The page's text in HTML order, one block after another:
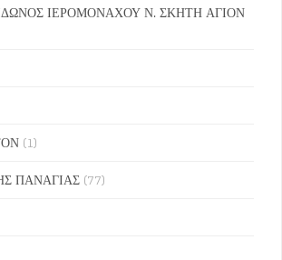
ΙΕΡΟΜΟΝΑΧΟΥ Ν. ΣΚΗΤΗ ΑΓΙΟΝ
(1)
ΠΑΝΑΓΙΑΣ(77)